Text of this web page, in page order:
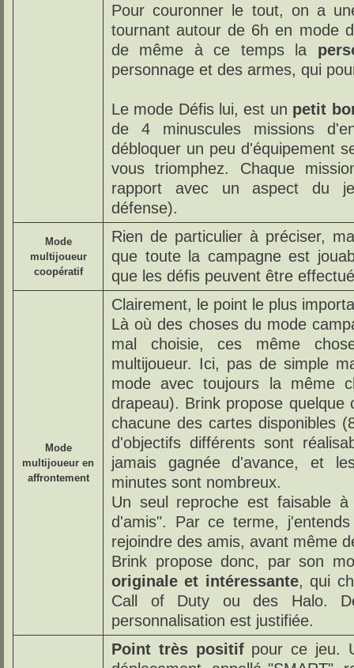
Pour couronner le tout, on a
tournant autour de 6h en mode
de même à ce temps la
personnage et des armes, qui
Le mode Défis lui, est un petit
de 4 minuscules missions
débloquer un peu d'équipement
vous triomphez. Chaque
rapport avec un aspect du
défense).
Mode
multijoueur
coopératif
Rien de particulier à préciser,
que toute la campagne est
que les défis peuvent être
Mode
multijoueur en
affrontement
Clairement, le point le plus
Là où des choses du mode
mal choisie, ces même
multijoueur. Ici, pas de simple
mode avec toujours la même
drapeau). Brink propose
chacune des cartes disponibles
d'objectifs différents sont
jamais gagnée d'avance, et
minutes sont nombreux.
Un seul reproche est faisable
d'amis". Par ce terme,
rejoindre des amis, avant même
Brink propose donc, par son
originale et intéressante, qui
Call of Duty ou des Halo.
personnalisation est justifiée.
Point très positifpour ce jeu.